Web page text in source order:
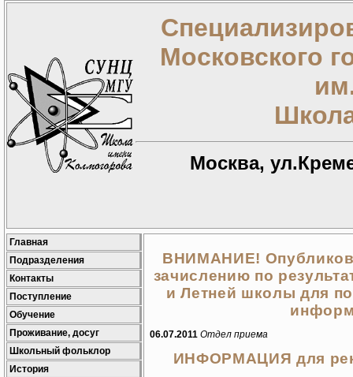
Московского
Москва,
Главная
Подразделения
Контакты
Поступление
Обучение
Проживание, досуг
Школьный фольклор
История
ВНИМАНИЕ!
зачислению по
и Летней школы для
06.07.2011 Отдел приема
ИНФОРМАЦИЯ для